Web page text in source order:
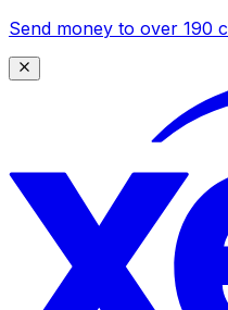
Send money to over 190